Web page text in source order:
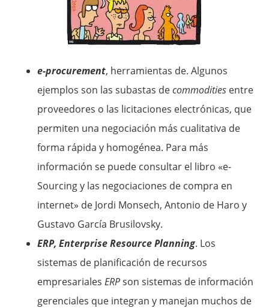
e-procurement, herramientas de. Algunos
ejemplos son las subastas decommodities entre
proveedores o las licitaciones electrónicas, que
permiten una negociación más cualitativa de
forma rápida y homogénea. Para más
información se puede consultar el libro «e-
Sourcing y las negociaciones de compra en
internet» de Jordi Monsech, Antonio de Haro y
Gustavo García Brusilovsky.
ERP, Enterprise Resource Planning. Los
sistemas de planificación de recursos
empresarialesERPson sistemas de información
gerenciales que integran y manejan muchos de